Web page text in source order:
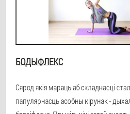
БОДЫФЛЕКС
Сярод якія мараць аб складнасці
папулярнасць асобны кірунак -